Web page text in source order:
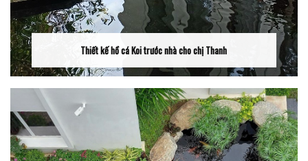
Thiết kế hồ cá Koi trước nhà cho chị Thanh